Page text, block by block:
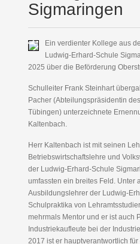
Sigmaringen
Ein verdienter Kollege aus
Ludwig-Erhard-Schule
2025 über die Beförderung
Schulleiter Frank Steinhart
Pacher (Abteilungspräsidentin
Tübingen) unterzeichnete
Kaltenbach.
Herr Kaltenbach ist mit seinen
Betriebswirtschaftslehre und
der Ludwig-Erhard-Schule
umfassten ein breites Feld. Unter
Ausbildungslehrer der Ludwig-
Schulpraktika von
mehrmals Mentor und er ist auch
Industriekaufleute bei der
2017 ist er hauptverantwortlich